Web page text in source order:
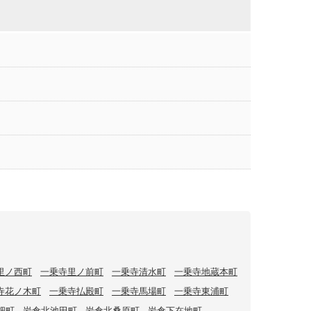
ノ西町 一乗寺里ノ前町 一乗寺清水町
一乗寺地蔵本町
花ノ木町 一乗寺払殿町 一乗寺馬場町
一乗寺東浦町